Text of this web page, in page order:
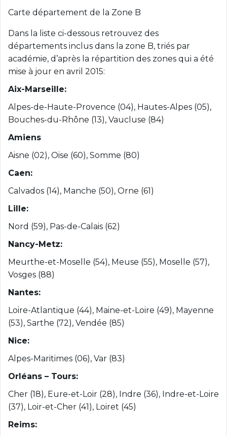
Carte département de la Zone B
Dans la liste ci-dessous retrouvez des
départements inclus dans la zone B, triés par
académie, d’après la répartition des zones qui a été
mise à jour en avril 2015:
Aix-Marseille:
Alpes-de-Haute-Provence (04), Hautes-Alpes (05),
Bouches-du-Rhône (13), Vaucluse (84)
Amiens
Aisne (02), Oise (60), Somme (80)
Caen:
Calvados (14), Manche (50), Orne (61)
Lille:
Nord (59), Pas-de-Calais (62)
Nancy-Metz:
Meurthe-et-Moselle (54), Meuse (55), Moselle (57),
Vosges (88)
Nantes:
Loire-Atlantique (44), Maine-et-Loire (49), Mayenne
(53), Sarthe (72), Vendée (85)
Nice:
Alpes-Maritimes (06), Var (83)
Orléans – Tours:
Cher (18), Eure-et-Loir (28), Indre (36), Indre-et-Loire
(37), Loir-et-Cher (41), Loiret (45)
Reims: